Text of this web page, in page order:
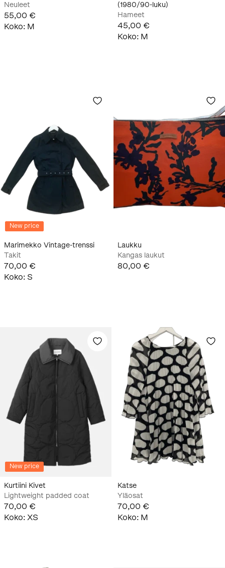
Neuleet
55,00 €
Koko: M
(1980/90-luku)
Hameet
45,00 €
Koko: M
New price
Marimekko Vintage-trenssi
Takit
70,00 €
Koko: S
Laukku
Kangas laukut
80,00 €
New price
Kurtiini Kivet
Lightweight padded coat
70,00 €
Koko: XS
Katse
Yläosat
70,00 €
Koko: M